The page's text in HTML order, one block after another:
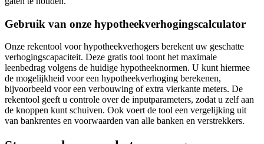
Gebruik van onze hypotheekverhogingscalculator
Onze rekentool voor hypotheekverhogers berekent uw geschatte
verhogingscapaciteit. Deze gratis tool toont het maximale
leenbedrag volgens de huidige hypotheeknormen. U kunt hiermee
de mogelijkheid voor een hypotheekverhoging berekenen,
bijvoorbeeld voor een verbouwing of extra vierkante meters. De
rekentool geeft u controle over de inputparameters, zodat u zelf aan
de knoppen kunt schuiven. Ook voert de tool een vergelijking uit
van bankrentes en voorwaarden van alle banken en verstrekkers.